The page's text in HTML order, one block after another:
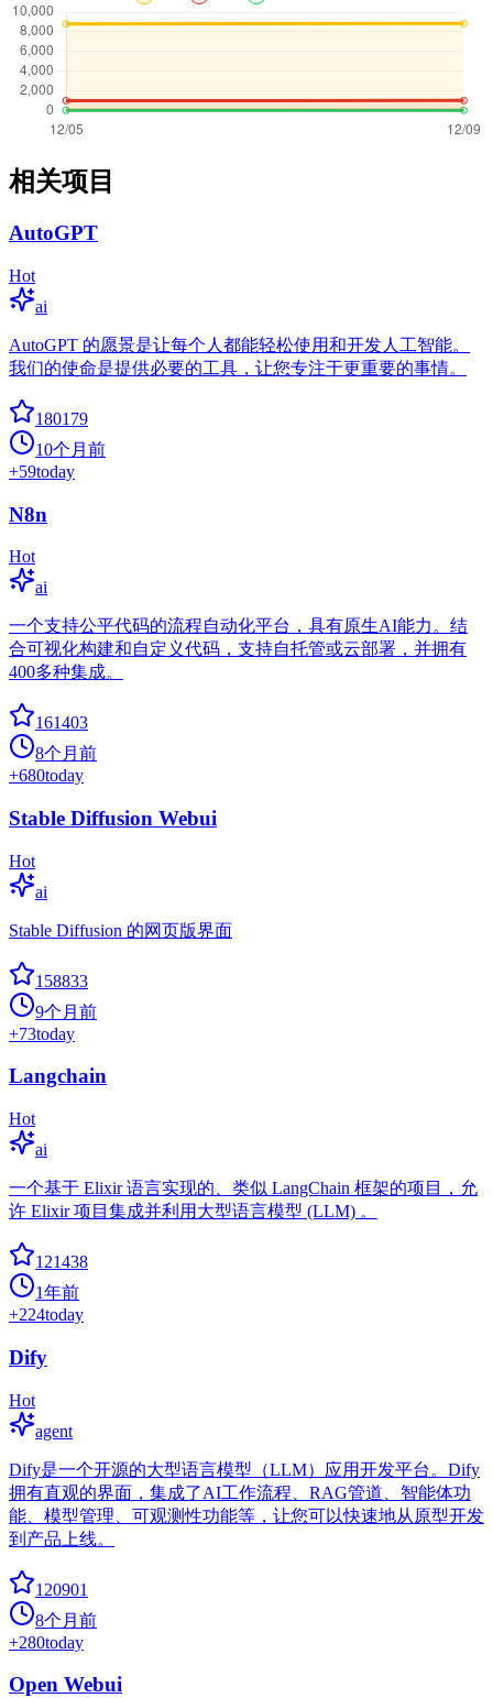
相关项目
AutoGPT
Hot
ai
AutoGPT 的愿景是让每个人都能轻松使用和开发人工智能。
我们的使命是提供必要的工具，让您专注于更重要的事情。
180179
10个月前
+59today
N8n
Hot
ai
一个支持公平代码的流程自动化平台，具有原生AI能力。结
合可视化构建和自定义代码，支持自托管或云部署，并拥有
400多种集成。
161403
8个月前
+680today
Stable Diffusion Webui
Hot
ai
Stable Diffusion 的网页版界面
158833
9个月前
+73today
Langchain
Hot
ai
一个基于 Elixir 语言实现的、类似 LangChain 框架的项目，允
许 Elixir 项目集成并利用大型语言模型 (LLM) 。
121438
1年前
+224today
Dify
Hot
agent
Dify是一个开源的大型语言模型（LLM）应用开发平台。Dify
拥有直观的界面，集成了AI工作流程、RAG管道、智能体功
能、模型管理、可观测性功能等，让您可以快速地从原型开发
到产品上线。
120901
8个月前
+280today
Open Webui